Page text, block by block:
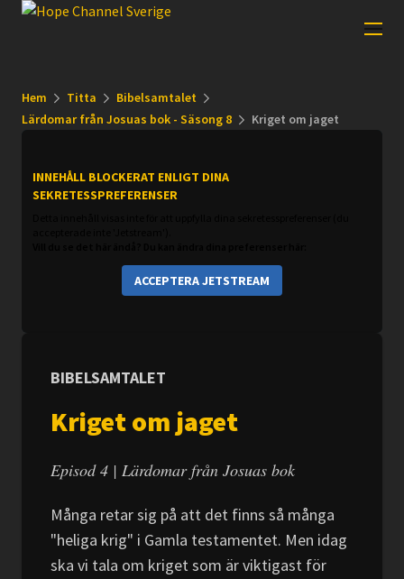
Hem Titta
Bibelsamtalet
Lärdomar från Josuas bok - Säsong 8
Kriget om jaget
INNEHÅLL BLOCKERAT ENLIGT DINA
SEKRETESSPREFERENSER
ACCEPTERA JETSTREAM
BIBELSAMTALET
Kriget om jaget
Episod 4 | Lärdomar från Josuas bok
Många retar sig på att det finns så många
"heliga krig" i Gamla testamentet. Men idag
ska vi tala om kriget som är viktigast för